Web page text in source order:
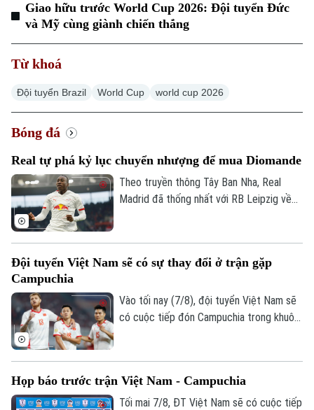
Giao hữu trước World Cup 2026: Đội tuyển Đức
và Mỹ cùng giành chiến thắng
Từ khoá
Đội tuyển Brazil World Cup world cup 2026
Bóng đá
Real tự phá kỷ lục chuyển nhượng để mua Diomande
Theo truyền thông Tây Ban Nha, Real
Madrid đã thống nhất với RB Leipzig về
CLB.
Đội tuyển Việt Nam sẽ có sự thay đổi ở trận gặp
Campuchia
Vào tối nay (7/8), đội tuyển Việt Nam sẽ
có cuộc tiếp đón Campuchia trong khuôn
có những sự điều chỉnh một số vị trí
trong đội hình đội tuyển Việt Nam, nhưng
Họp báo trước trận Việt Nam - Campuchia
Tối mai 7/8, ĐT Việt Nam sẽ có cuộc tiếp